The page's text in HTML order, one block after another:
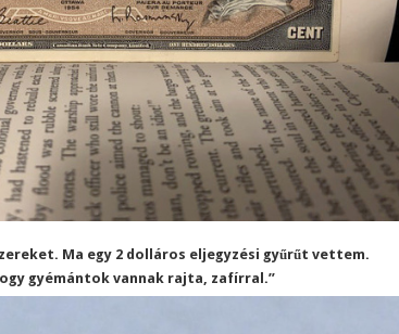
Ma egy 2 dolláros eljegyzési gyűrűt vettem.
gyémántok vannak rajta, zafírral.”